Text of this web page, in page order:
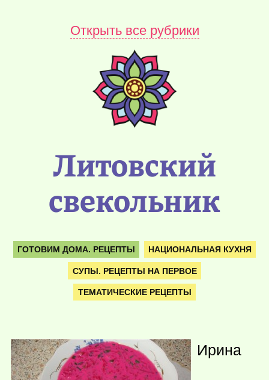
Открыть все рубрики
Литовский
свекольник
ГОТОВИМ ДОМА. РЕЦЕПТЫ НАЦИОНАЛЬНАЯ КУХНЯ
СУПЫ. РЕЦЕПТЫ НА ПЕРВОЕ
ТЕМАТИЧЕСКИЕ РЕЦЕПТЫ
Ирина